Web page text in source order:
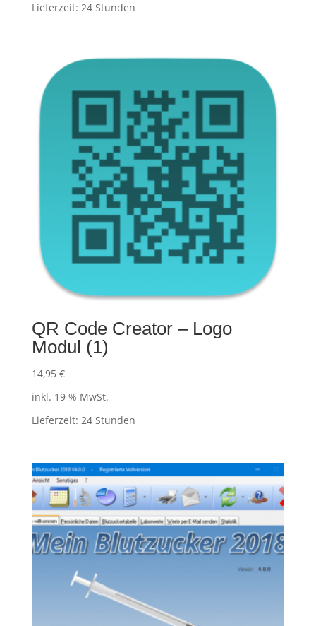
Lieferzeit: 24 Stunden
QR Code Creator – Logo
Modul (1)
14,95 €
inkl. 19 % MwSt.
Lieferzeit: 24 Stunden